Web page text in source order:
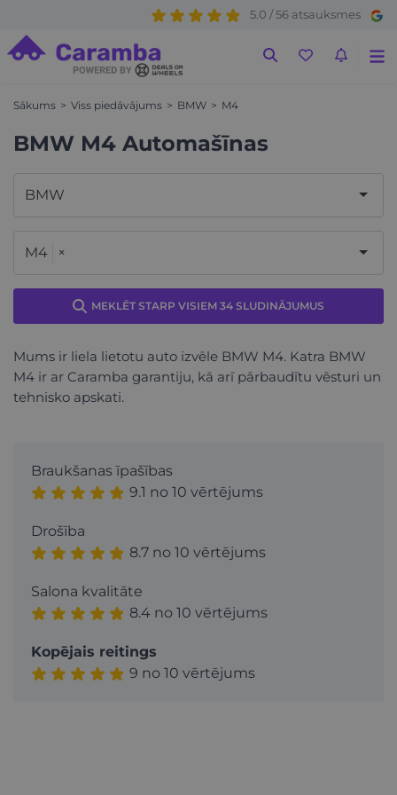
5.0 / 56 atsauksmes
Sākums Viss piedāvājums BMW M4
BMW M4 Automašīnas
BMW
M4 ×
MEKLĒT STARP VISIEM 34 SLUDINĀJUMUS
Mums ir liela lietotu auto izvēle BMW M4. Katra BMW
M4 ir ar Caramba garantiju, kā arī pārbaudītu vēsturi un
tehnisko apskati.
Braukšanas īpašības
9.1 no 10 vērtējums
Drošība
8.7 no 10 vērtējums
Salona kvalitāte
8.4 no 10 vērtējums
Kopējais reitings
9 no 10 vērtējums